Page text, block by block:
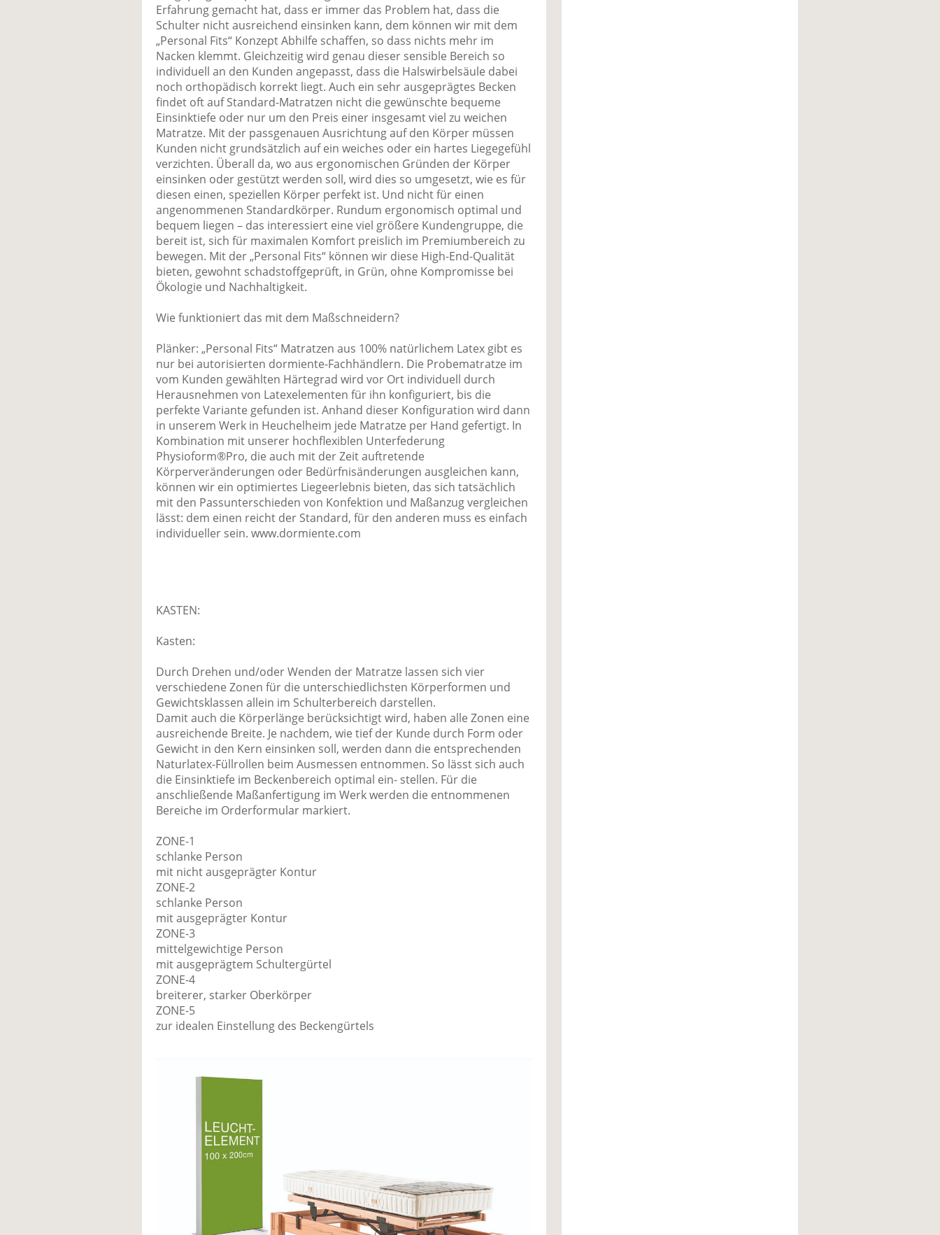
Erfahrung gemacht hat, dass er immer das Problem hat, dass die
Schulter nicht ausreichend einsinken kann, dem können wir mit dem
„Personal Fits“ Konzept Abhilfe schaffen, so dass nichts mehr im
Nacken klemmt. Gleichzeitig wird genau dieser sensible Bereich so
individuell an den Kunden angepasst, dass die Halswirbelsäule dabei
noch orthopädisch korrekt liegt. Auch ein sehr ausgeprägtes Becken
findet oft auf Standard-Matratzen nicht die gewünschte bequeme
Einsinktiefe oder nur um den Preis einer insgesamt viel zu weichen
Matratze. Mit der passgenauen Ausrichtung auf den Körper müssen
Kunden nicht grundsätzlich auf ein weiches oder ein hartes Liegegefühl
verzichten. Überall da, wo aus ergonomischen Gründen der Körper
einsinken oder gestützt werden soll, wird dies so umgesetzt, wie es für
diesen einen, speziellen Körper perfekt ist. Und nicht für einen
angenommenen Standardkörper. Rundum ergonomisch optimal und
bequem liegen – das interessiert eine viel größere Kundengruppe, die
bereit ist, sich für maximalen Komfort preislich im Premiumbereich zu
bewegen. Mit der „Personal Fits“ können wir diese High-End-Qualität
bieten, gewohnt schadstoffgeprüft, in Grün, ohne Kompromisse bei
Ökologie und Nachhaltigkeit.
Wie funktioniert das mit dem Maßschneidern?
Plänker: „Personal Fits“ Matratzen aus 100% natürlichem Latex gibt es
nur bei autorisierten dormiente-Fachhändlern. Die Probematratze im
vom Kunden gewählten Härtegrad wird vor Ort individuell durch
Herausnehmen von Latexelementen für ihn konfiguriert, bis die
perfekte Variante gefunden ist. Anhand dieser Konfiguration wird dann
in unserem Werk in Heuchelheim jede Matratze per Hand gefertigt. In
Kombination mit unserer hochflexiblen Unterfederung
Physioform®Pro, die auch mit der Zeit auftretende
Körperveränderungen oder Bedürfnisänderungen ausgleichen kann,
können wir ein optimiertes Liegeerlebnis bieten, das sich tatsächlich
mit den Passunterschieden von Konfektion und Maßanzug vergleichen
lässt: dem einen reicht der Standard, für den anderen muss es einfach
individueller sein. www.dormiente.com
KASTEN:
Kasten:
Durch Drehen und/oder Wenden der Matratze lassen sich vier
verschiedene Zonen für die unterschiedlichsten Körperformen und
Gewichtsklassen allein im Schulterbereich darstellen.
Damit auch die Körperlänge berücksichtigt wird, haben alle Zonen eine
ausreichende Breite. Je nachdem, wie tief der Kunde durch Form oder
Gewicht in den Kern einsinken soll, werden dann die entsprechenden
Naturlatex-Füllrollen beim Ausmessen entnommen. So lässt sich auch
die Einsinktiefe im Beckenbereich optimal ein- stellen. Für die
anschließende Maßanfertigung im Werk werden die entnommenen
Bereiche im Orderformular markiert.
ZONE-1
schlanke Person
mit nicht ausgeprägter Kontur
ZONE-2
schlanke Person
mit ausgeprägter Kontur
ZONE-3
mittelgewichtige Person
mit ausgeprägtem Schultergürtel
ZONE-4
breiterer, starker Oberkörper
ZONE-5
zur idealen Einstellung des Beckengürtels